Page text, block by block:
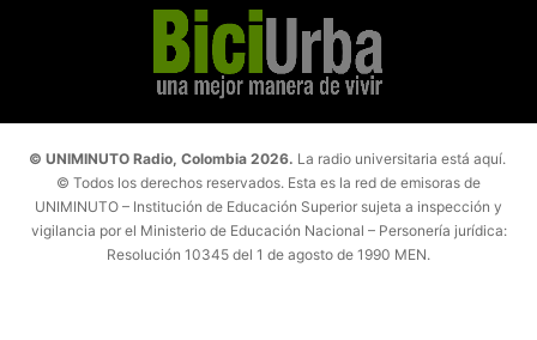
© UNIMINUTO Radio, Colombia 2026. La radio universitaria está aquí.
© Todos los derechos reservados. Esta es la red de emisoras de
UNIMINUTO – Institución de Educación Superior sujeta a inspección y
vigilancia por el Ministerio de Educación Nacional – Personería jurídica:
Resolución 10345 del 1 de agosto de 1990 MEN.